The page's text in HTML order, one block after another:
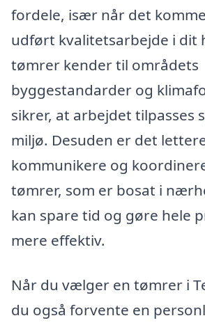
fordele, især når det
udført kvalitetsarbejde i dit
tømrer kender til områdets
byggestandarder og
sikrer, at arbejdet tilpasses
miljø. Desuden er det
kommunikere og
tømrer, som er bosat i
kan spare tid og gøre hele
mere effektiv.
Når du vælger en tømrer i
du også forvente en